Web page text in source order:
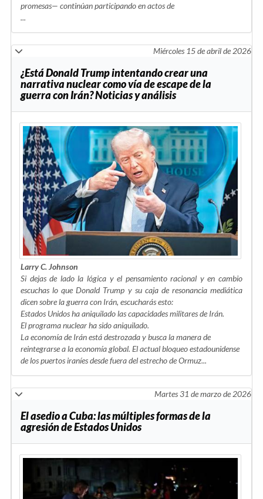
promesas— continúan participando en actos de
...
Miércoles 15 de abril de 2026
¿Está Donald Trump intentando crear una
narrativa nuclear como vía de escape de la
guerra con Irán? Noticias y análisis
Larry C. Johnson
Si dejas de lado la lógica y el pensamiento racional y en cambio
escuchas lo que Donald Trump y su caja de resonancia mediática
dicen sobre la guerra con Irán, escucharás esto:
Estados Unidos ha aniquilado las capacidades militares de Irán.
El programa nuclear ha sido aniquilado.
La economía de Irán está destrozada y busca la manera de
reintegrarse a la economía global. El actual bloqueo estadounidense
de los puertos iraníes desde fuera del estrecho de Ormuz...
Martes 31 de marzo de 2026
El asedio a Cuba: las múltiples formas de la
agresión de Estados Unidos